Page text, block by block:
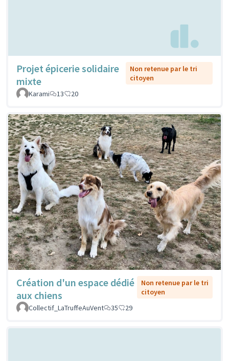
Projet épicerie solidaire
mixte
Non retenue par le tri
citoyen
Karami
13 20
Création d'un espace dédié
aux chiens
Non retenue par le tri
citoyen
Collectif_LaTruffeAuVent
35 29